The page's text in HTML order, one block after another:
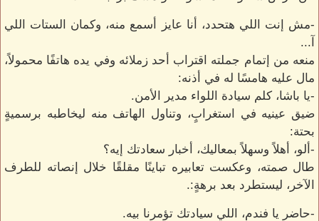
-مش إنت اللي هتحدد، أنا عايز أسمع منه، وكمان الستات اللي
آ...
منعه من إتمام جملته اقتراب أحد زملائه وفي يده هاتفًا محمولاً،
مال عليه هامسًا له في أذنه:
-يا باشا، كلم سيادة اللواء مدير الأمن.
ضيق عينيه في استغرابٍ، وتناول الهاتف منه ليخاطبه برسميةٍ
بحتة:
-ألو، أهلاً وسهلاً بمعاليك، أخبار سعادتك إيه؟
طال صمته، وعكست تعابيره تباينًا مقلقًا خلال إنصاته للطرف
الآخر، ليستطرد بعد برهةٍ:.
-حاضر يا فندم، اللي سيادتك تؤمرنا بيه.